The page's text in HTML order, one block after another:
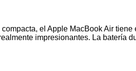
el Apple MacBook Air
impresionantes. La batería